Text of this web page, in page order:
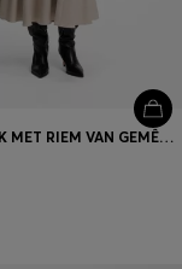
MAXI-JURK MET RIEM VAN GEMÊLEERD FLANEL